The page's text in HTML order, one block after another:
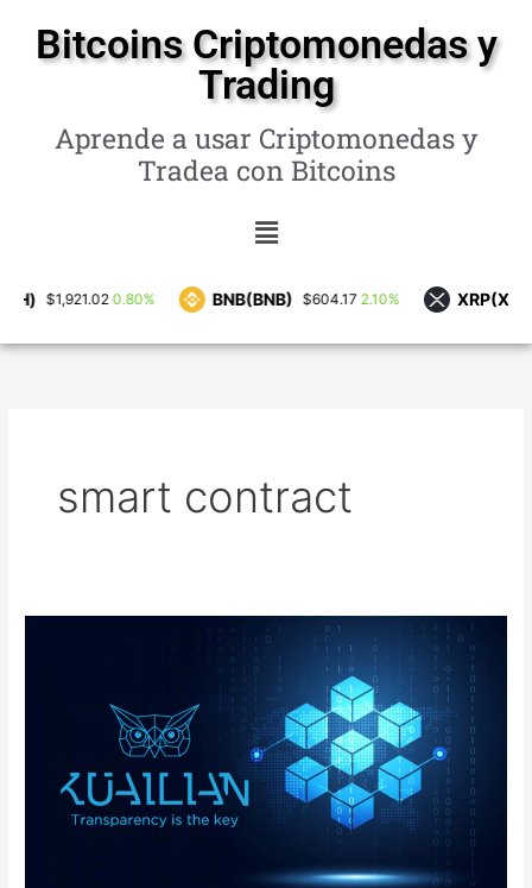
Bitcoins Criptomonedas y
Trading
Aprende a usar Criptomonedas y
Tradea con Bitcoins
Menú
0.80% BNB(BNB) $604.17 2.10% XRP(XRP) $1.04
smart contract
Funciona?